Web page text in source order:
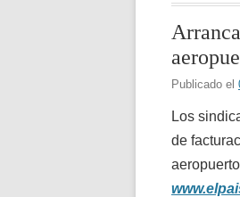
Publicado el
Los
de